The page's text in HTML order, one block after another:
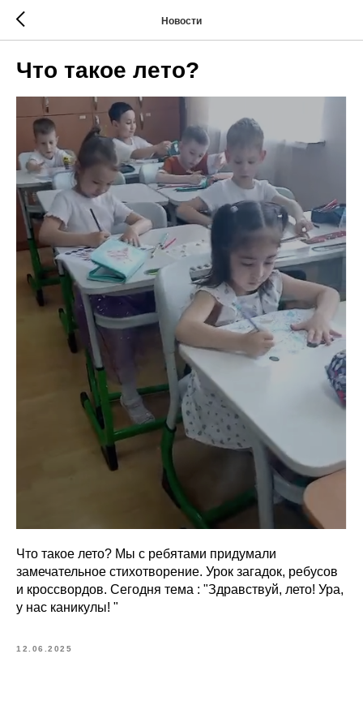
Новости
Что такое лето?
Что такое лето? Мы с ребятами придумали
замечательное стихотворение. Урок загадок, ребусов
и кроссвордов. Сегодня тема : "Здравствуй, лето! Ура,
у нас каникулы! "
12.06.2025